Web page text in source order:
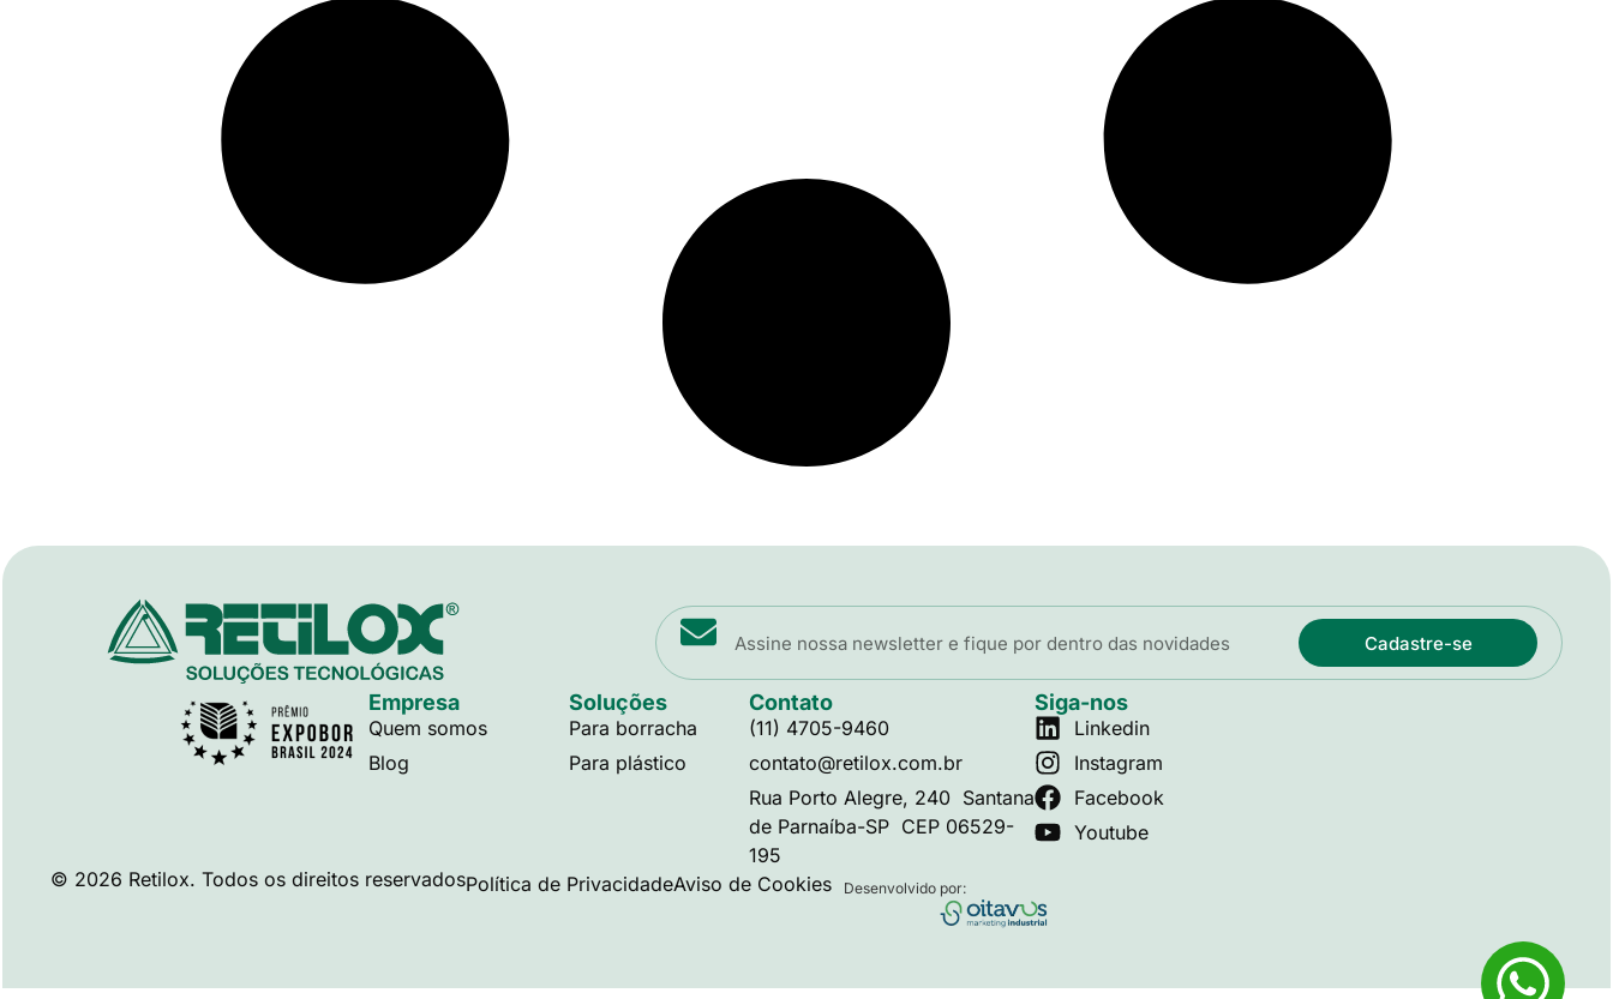
Cadastre-se
Empresa
Quem somos
Blog
Soluções
Para borracha
Para plástico
Contato
(11) 4705-9460
contato@retilox.com.br
Rua Porto Alegre, 240 Santana
de Parnaíba-SP CEP 06529-
195
Siga-nos
Linkedin
Instagram
Facebook
Youtube
© 2026 Retilox. Todos os direitos reservadosPolítica de PrivacidadeAviso de Cookies Desenvolvido por: